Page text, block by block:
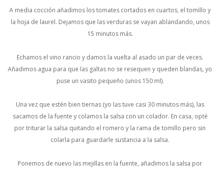
A media cocción añadimos los tomates cortados en cuartos, el tomillo y
la hoja de laurel. Dejamos que las verduras se vayan ablandando, unos
15 minutos más.
Echamos el vino rancio y damos la vuelta al asado un par de veces.
Añadimos agua para que las galtas no se resequen y queden blandas, yo
puse un vasito pequeño (unos 150 ml).
Una vez que estén bien tiernas (yo las tuve casi 30 minutos más), las
sacamos de la fuente y colamos la salsa con un colador. En casa, opté
por triturar la salsa quitando el romero y la rama de tomillo pero sin
colarla para guardarle sustancia a la salsa.
Ponemos de nuevo las mejillas en la fuente, añadimos la salsa por